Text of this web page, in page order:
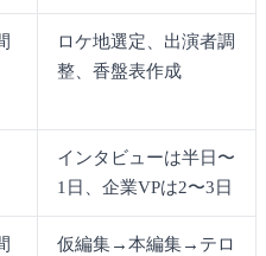
ロケ地選定、出演者調
整、香盤表作成
インタビューは半日〜
1日、企業VPは2〜3日
仮編集→本編集→テロ